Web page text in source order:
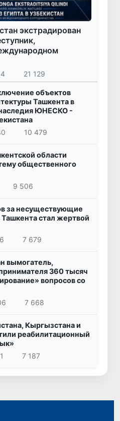
экстрадирован
21 129
объектов
Ташкента в
ЮНЕСКО -
10 479
области
общественного
9 506
за несуществующие
стал жертвой
7 679
вымогатель,
360 тысяч
вопросов со
7 668
Кыргызстана и
реабилитационный
7 187